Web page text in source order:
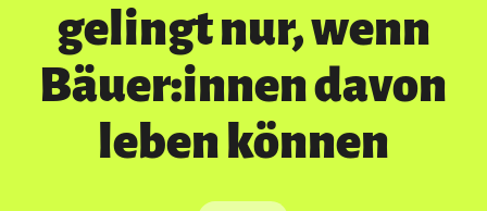
gelingt nur, wenn
Bäuer:innen davon
leben können